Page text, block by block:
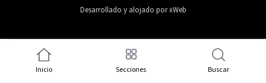
Desarrollado y alojado por xWeb
Inicio Secciones Buscar